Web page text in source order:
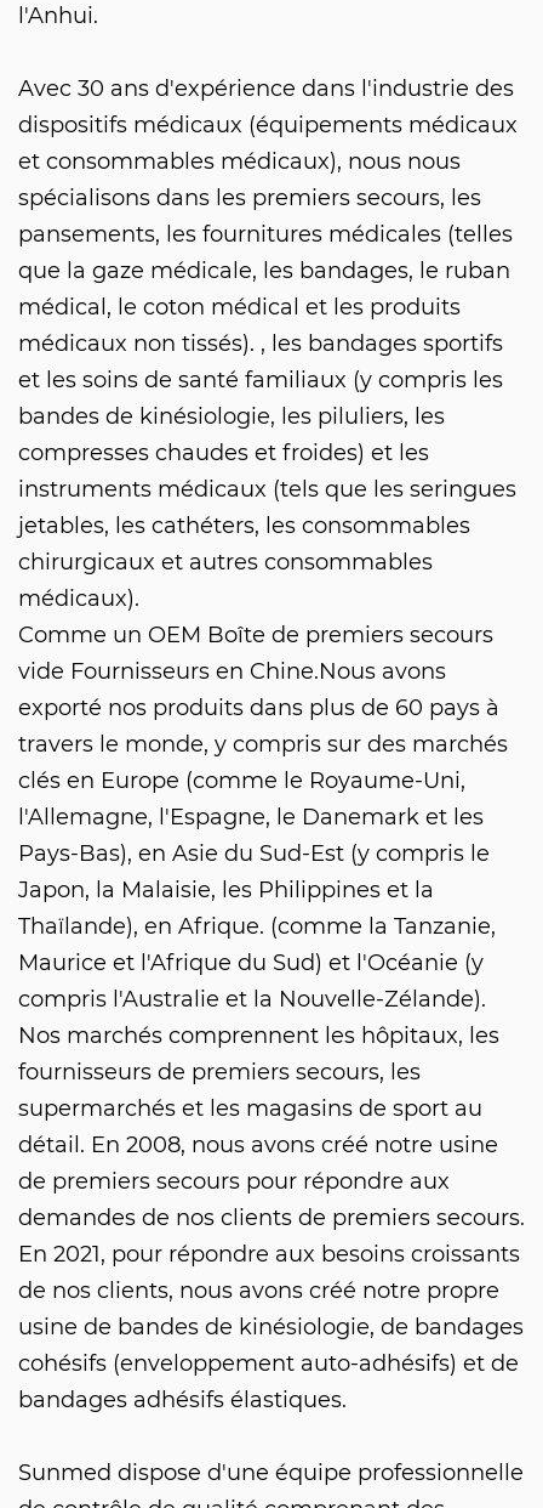
l'Anhui.
Avec 30 ans d'expérience dans l'industrie des
dispositifs médicaux (équipements médicaux
et consommables médicaux), nous nous
spécialisons dans les premiers secours, les
pansements, les fournitures médicales (telles
que la gaze médicale, les bandages, le ruban
médical, le coton médical et les produits
médicaux non tissés). , les bandages sportifs
et les soins de santé familiaux (y compris les
bandes de kinésiologie, les piluliers, les
compresses chaudes et froides) et les
instruments médicaux (tels que les seringues
jetables, les cathéters, les consommables
chirurgicaux et autres consommables
médicaux).
Comme un OEM Boîte de premiers secours
vide Fournisseurs en Chine.Nous avons
exporté nos produits dans plus de 60 pays à
travers le monde, y compris sur des marchés
clés en Europe (comme le Royaume-Uni,
l'Allemagne, l'Espagne, le Danemark et les
Pays-Bas), en Asie du Sud-Est (y compris le
Japon, la Malaisie, les Philippines et la
Thaïlande), en Afrique. (comme la Tanzanie,
Maurice et l'Afrique du Sud) et l'Océanie (y
compris l'Australie et la Nouvelle-Zélande).
Nos marchés comprennent les hôpitaux, les
fournisseurs de premiers secours, les
supermarchés et les magasins de sport au
détail. En 2008, nous avons créé notre usine
de premiers secours pour répondre aux
demandes de nos clients de premiers secours.
En 2021, pour répondre aux besoins croissants
de nos clients, nous avons créé notre propre
usine de bandes de kinésiologie, de bandages
cohésifs (enveloppement auto-adhésifs) et de
bandages adhésifs élastiques.
Sunmed dispose d'une équipe professionnelle